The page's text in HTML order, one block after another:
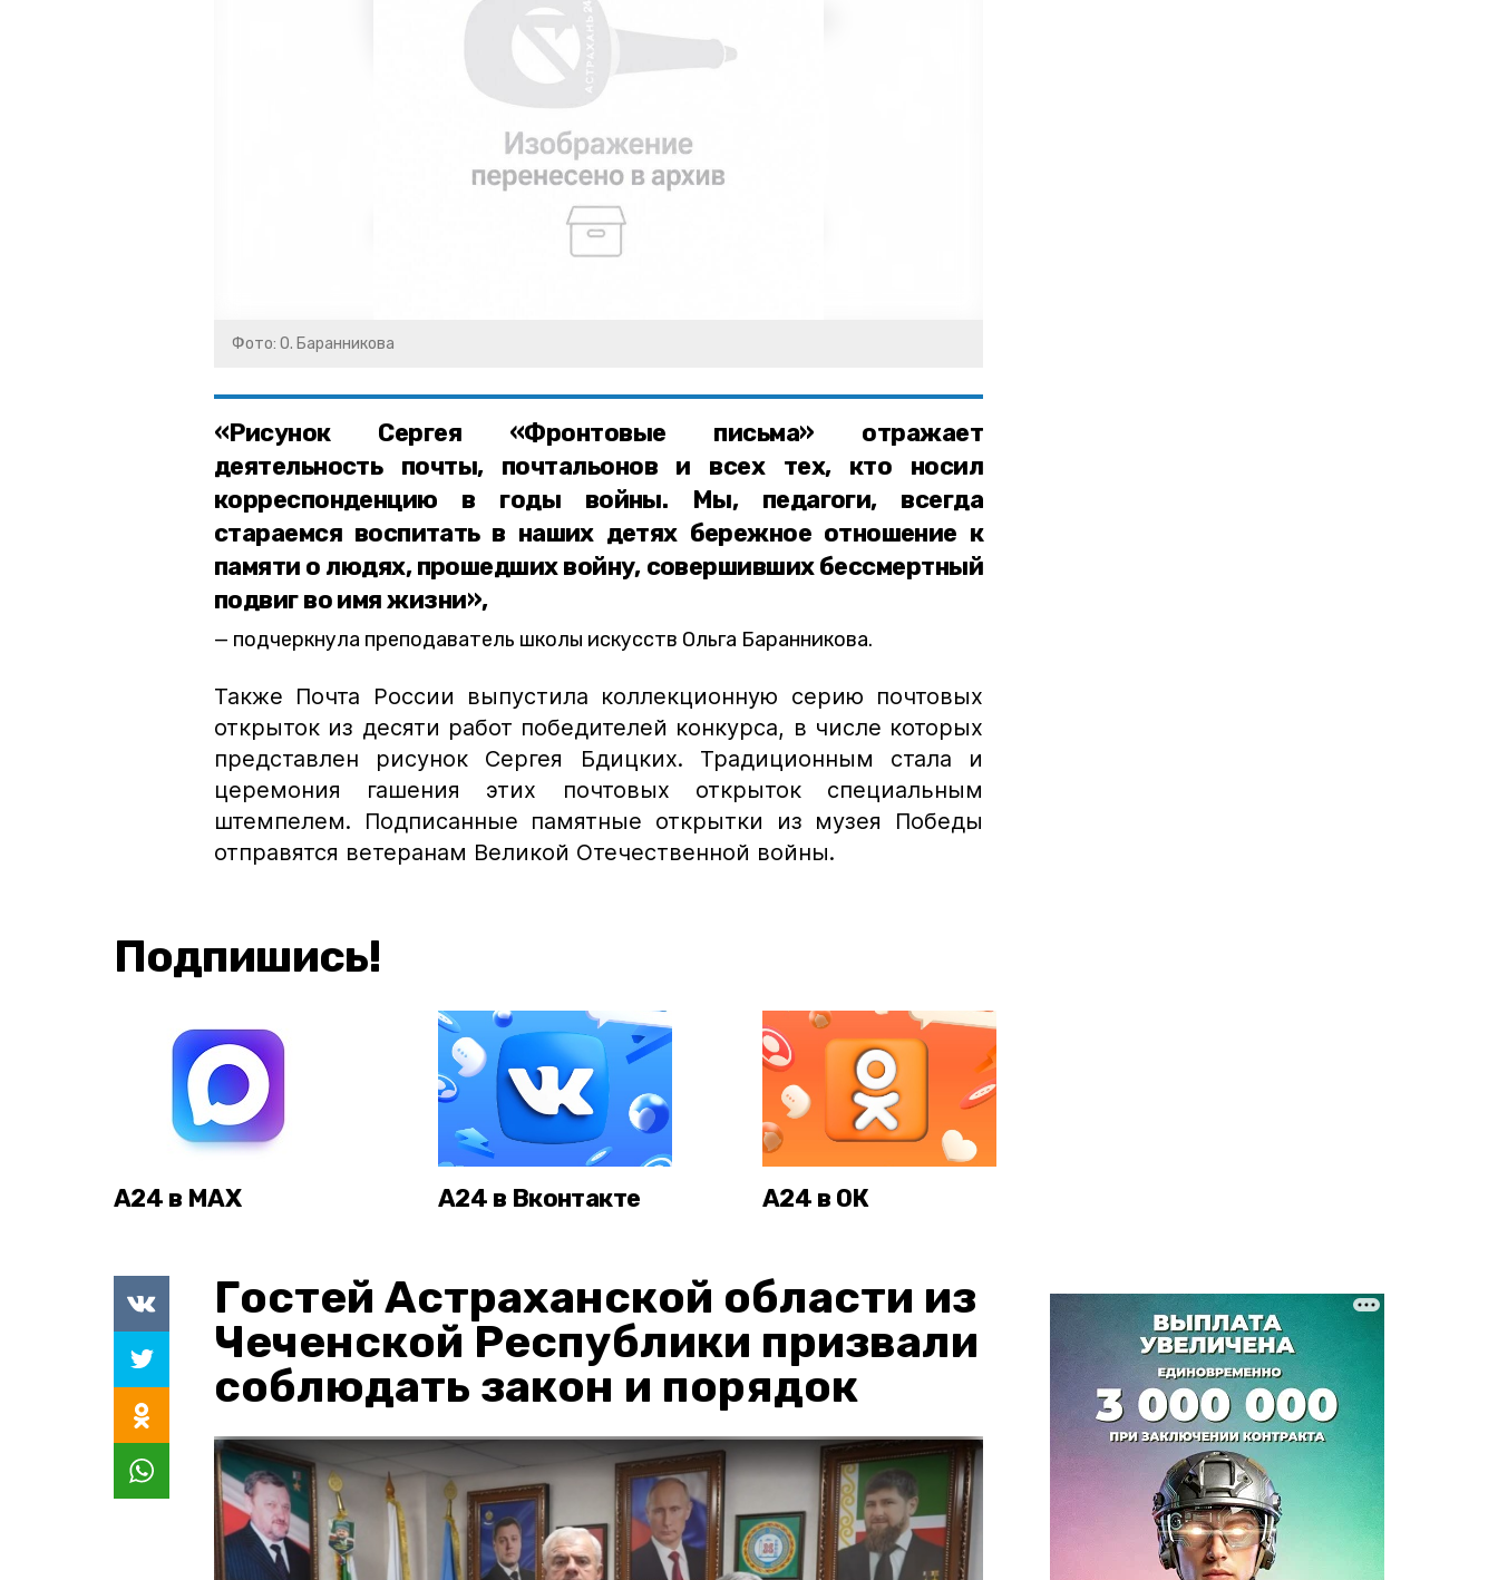
Фото: О. Баранникова
«Рисунок Сергея «Фронтовые письма» отражает
деятельность почты, почтальонов и всех тех, кто носил
корреспонденцию в годы войны. Мы, педагоги, всегда
стараемся воспитать в наших детях бережное отношение к
памяти о людях, прошедших войну, совершивших бессмертный
подвиг во имя жизни»,
подчеркнула преподаватель школы искусств Ольга Баранникова.
Также Почта России выпустила коллекционную серию почтовых
открыток из десяти работ победителей конкурса, в числе которых
представлен рисунок Сергея Бдицких. Традиционным стала и
церемония гашения этих почтовых открыток специальным
штемпелем. Подписанные памятные открытки из музея Победы
отправятся ветеранам Великой Отечественной войны.
Подпишись!
А24 в MAX А24 в Вконтакте А24 в ОК
Гостей Астраханской области из
Чеченской Республики призвали
соблюдать закон и порядок